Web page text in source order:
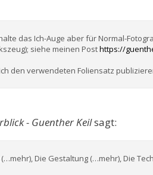
das Ich-Auge aber für Normal-
siehe meinen Posthttps://
den verwendeten Foliensatz
- Guenther Keilsagt:
Die Gestaltung (…mehr), Die